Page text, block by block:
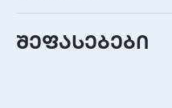
ტენიანობის დიაპაზონი
0-95% RH
შეფასებები